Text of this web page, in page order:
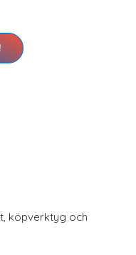
köpverktyg och